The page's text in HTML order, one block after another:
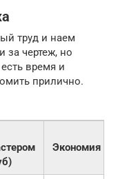
труд и наем
за чертеж, но
время и
прилично.
Экономия